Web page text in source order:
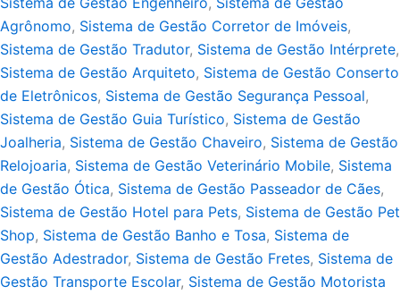
Agrônomo, Sistema de Gestão Corretor de Imóveis,
Sistema de Gestão Tradutor, Sistema de Gestão Intérprete,
Sistema de Gestão Arquiteto, Sistema de Gestão Conserto
de Eletrônicos, Sistema de Gestão Segurança Pessoal,
Sistema de Gestão Guia Turístico, Sistema de Gestão
Joalheria, Sistema de Gestão Chaveiro, Sistema de Gestão
Relojoaria, Sistema de Gestão Veterinário Mobile, Sistema
de Gestão Ótica, Sistema de Gestão Passeador de Cães,
Sistema de Gestão Hotel para Pets, Sistema de Gestão Pet
Shop, Sistema de Gestão Banho e Tosa, Sistema de
Gestão Adestrador, Sistema de Gestão Fretes, Sistema de
Gestão Transporte Escolar, Sistema de Gestão Motorista